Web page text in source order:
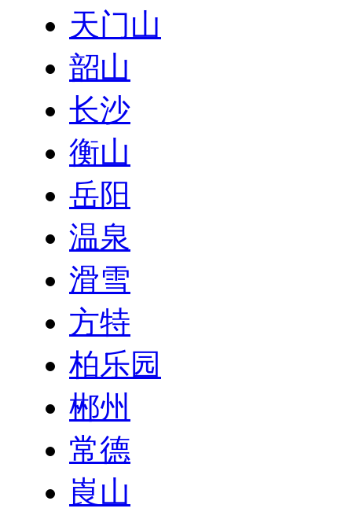
天门山
韶山
长沙
衡山
岳阳
温泉
滑雪
方特
柏乐园
郴州
常德
崀山